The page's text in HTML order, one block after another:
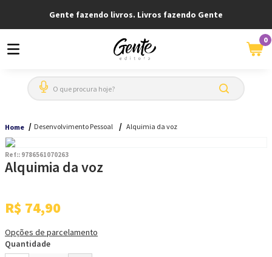
Gente fazendo livros. Livros fazendo Gente
0
O que procura hoje?
Home Desenvolvimento Pessoal Alquimia da voz
Ref:: 9786561070263
Alquimia da voz
R$ 74,90
Opções de parcelamento
Quantidade